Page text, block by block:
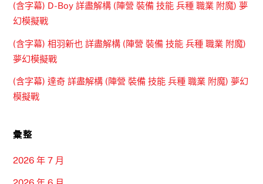
(含字幕) D-Boy 詳盡解構 (陣營 裝備 技能 兵種 職業 附魔) 夢
幻模擬戰
(含字幕) 相羽新也 詳盡解構 (陣營 裝備 技能 兵種 職業 附魔)
夢幻模擬戰
(含字幕) 達奇 詳盡解構 (陣營 裝備 技能 兵種 職業 附魔) 夢幻
模擬戰
彙整
2026 年 7 月